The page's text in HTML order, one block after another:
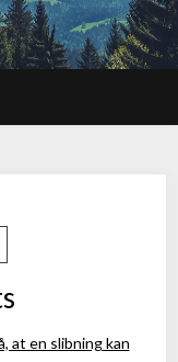
at en slibning kan